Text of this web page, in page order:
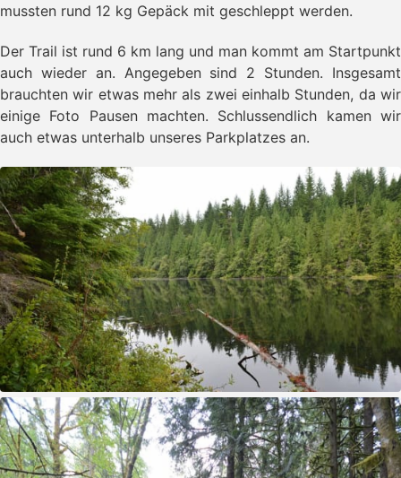
mussten rund 12 kg Gepäck mit geschleppt werden.
Der Trail ist rund 6 km lang und man kommt am Startpunkt
auch wieder an. Angegeben sind 2 Stunden. Insgesamt
brauchten wir etwas mehr als zwei einhalb Stunden, da wir
einige Foto Pausen machten. Schlussendlich kamen wir
auch etwas unterhalb unseres Parkplatzes an.